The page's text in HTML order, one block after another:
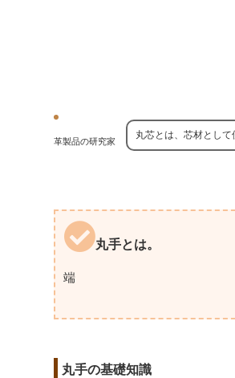
革製品の研究家
丸芯とは、芯材とし
丸手とは。
端
丸手の基礎知識